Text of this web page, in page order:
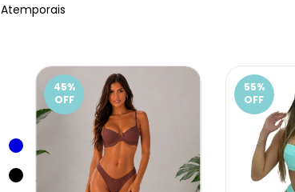
Atemporais
45%
OFF
55%
OFF